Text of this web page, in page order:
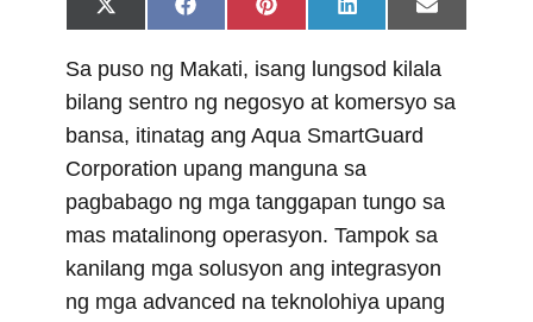
Share
on
X
(
w
t
t
e
r
Share
on
F
a
e
o
o
k
Share
on
P
i
t
r
e
s
t
Share
on
L
i
k
d
I
n
Share
on
E
m
i
Sa puso ng Makati, isang lungsod kilala
bilang sentro ng negosyo at komersyo sa
bansa, itinatag ang Aqua SmartGuard
Corporation upang manguna sa
pagbabago ng mga tanggapan tungo sa
mas matalinong operasyon. Tampok sa
kanilang mga solusyon ang integrasyon
ng mga advanced na teknolohiya upang